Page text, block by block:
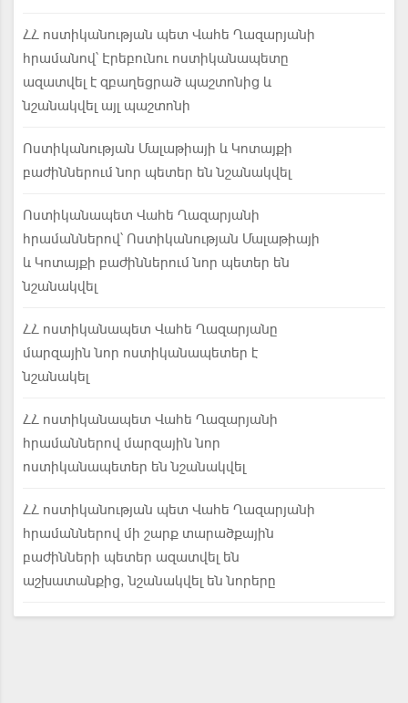
ՀՀ ոստիկանության պետ Վահե Ղազարյանի
հրամանով՝ Էրեբունու ոստիկանապետը
ազատվել է զբաղեցրած պաշտոնից և
նշանակվել այլ պաշտոնի
Ոստիկանության Մալաթիայի և Կոտայքի
բաժիններում նոր պետեր են նշանակվել
Ոստիկանապետ Վահե Ղազարյանի
հրամաններով՝ Ոստիկանության Մալաթիայի
և Կոտայքի բաժիններում նոր պետեր են
նշանակվել
ՀՀ ոստիկանապետ Վահե Ղազարյանը
մարզային նոր ոստիկանապետեր է
նշանակել
ՀՀ ոստիկանապետ Վահե Ղազարյանի
հրամաններով մարզային նոր
ոստիկանապետեր են նշանակվել
ՀՀ ոստիկանության պետ Վահե Ղազարյանի
հրամաններով մի շարք տարածքային
բաժինների պետեր ազատվել են
աշխատանքից, նշանակվել են նորերը